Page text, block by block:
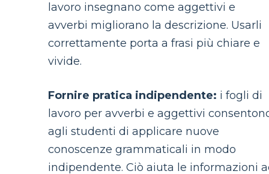
lavoro insegnano come aggettivi e
avverbi migliorano la descrizione. Usarli
correttamente porta a frasi più chiare e
vivide.
Fornire pratica indipendente: i fogli di
lavoro per avverbi e aggettivi
agli studenti di applicare nuove
conoscenze grammaticali in modo
indipendente. Ciò aiuta le informazioni